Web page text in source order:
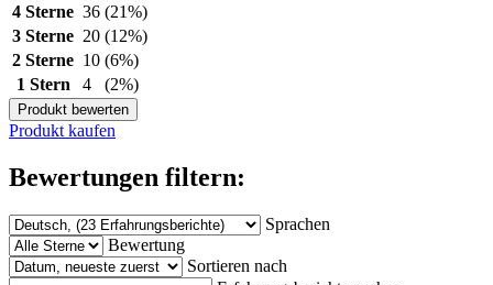
4 Sterne 36 (21%)
3 Sterne 20 (12%)
2 Sterne 10 (6%)
1 Stern
4 (2%)
Produkt bewerten
Produkt kaufen
Bewertungen filtern:
Sprachen
Bewertung
Sortieren nach